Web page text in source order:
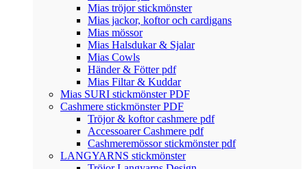
Mias tröjor stickmönster
Mias jackor, koftor och cardigans
Mias mössor
Mias Halsdukar & Sjalar
Mias Cowls
Händer & Fötter pdf
Mias Filtar & Kuddar
Mias SURI stickmönster PDF
Cashmere stickmönster PDF
Tröjor & koftor cashmere pdf
Accessoarer Cashmere pdf
Cashmeremössor stickmönster pdf
LANGYARNS stickmönster